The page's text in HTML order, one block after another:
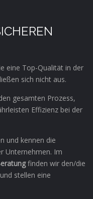
eine Top-Qualität in der
sich nicht aus.
gesamten Prozess,
Effizienz bei der
und kennen die
Unternehmen. Im
finden wir den/die
stellen eine